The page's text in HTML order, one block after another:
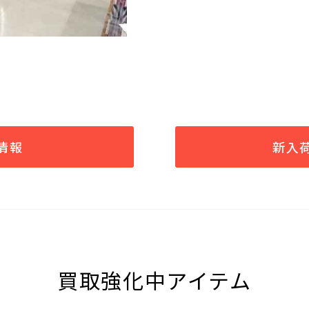
報 新入
買取強化中アイテム